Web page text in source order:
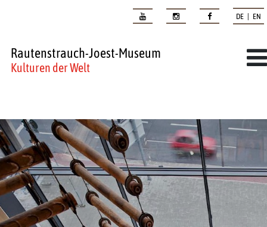
DE | EN
Rautenstrauch-Joest-Museum
Kulturen der Welt